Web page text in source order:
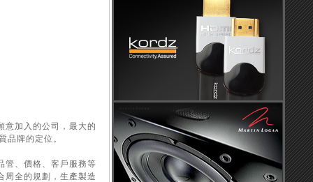
意加入的公司，最大的
品牌的定位。
管、價格、客戶服務等
周全的規劃，生產製造